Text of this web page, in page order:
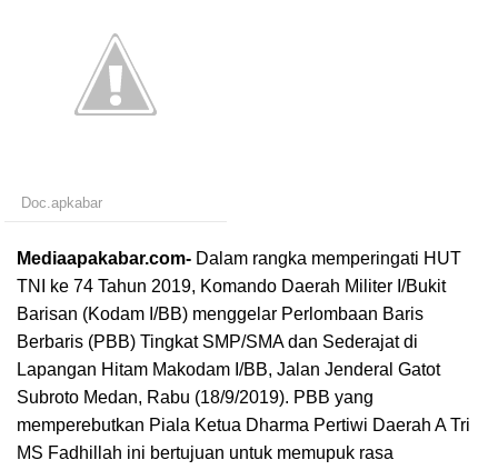
Doc.apkabar
Mediaapakabar.com- Dalam rangka memperingati HUT
TNI ke 74 Tahun 2019, Komando Daerah Militer I/Bukit
Barisan (Kodam I/BB) menggelar Perlombaan Baris
Berbaris (PBB) Tingkat SMP/SMA dan Sederajat di
Lapangan Hitam Makodam I/BB, Jalan Jenderal Gatot
Subroto Medan, Rabu (18/9/2019). PBB yang
memperebutkan Piala Ketua Dharma Pertiwi Daerah A Tri
MS Fadhillah ini bertujuan untuk memupuk rasa